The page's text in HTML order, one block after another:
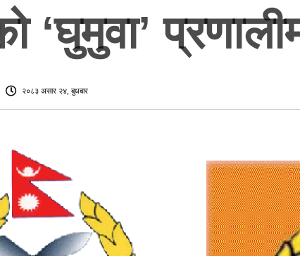
‘घुमुवा’
२०८३ असार २४, बुधबार